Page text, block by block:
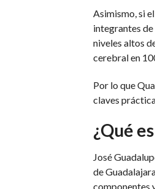
Asimismo, si el
integrantes
niveles altos
cerebral en
Por lo que
claves
¿Qué
José
de
componentes